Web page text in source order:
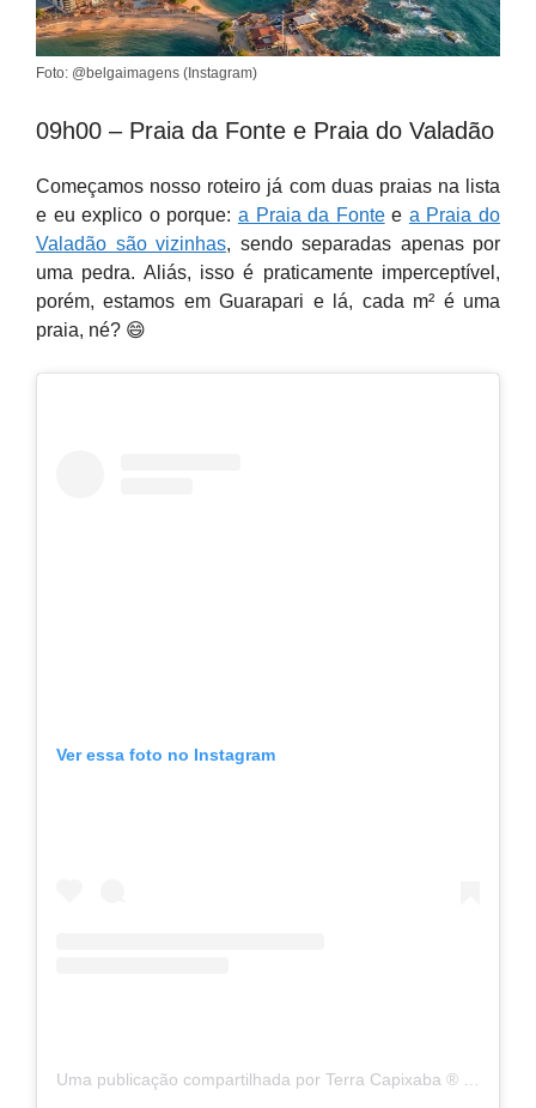
Foto: @belgaimagens (Instagram)
09h00 – Praia da Fonte e Praia do Valadão
Começamos nosso roteiro já com duas praias na lista
e eu explico o porque: a Praia da Fontee a Praia do
Valadão são vizinhas, sendo separadas apenas por
uma pedra. Aliás, isso é praticamente imperceptível,
porém, estamos em Guarapari e lá, cada m² é uma
praia, né? 😄
Ver essa foto no Instagram